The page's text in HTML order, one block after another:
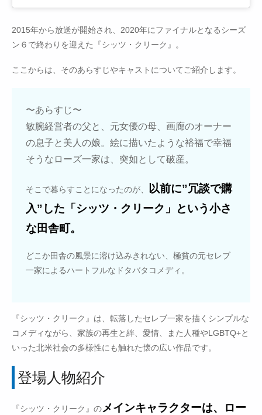
2015年から放送が開始され、2020年にファイナルとなるシーズ
ン６で終わりを迎えた『シッツ・クリーク』。
ここからは、そのあらすじやキャストについてご紹介します。
〜あらすじ〜
敏腕経営者の父と、元女優の母、画廊のオーナー
の息子と美人の娘。絵に描いたような裕福で幸福
そうなローズ一家は、突如として破産。
そこで暮らすことになったのが、
以前に”冗談で購
入”した「シッツ・クリーク」という小さ
な田舎町。
どこか田舎の風景に溶け込みきれない、極貧の元セレブ
一家によるハートフルなドタバタコメディ。
『シッツ・クリーク』は、転落したセレブ一家を描くシンプルな
コメディながら、家族の再生と絆、愛情、また人種やLGBTQ+と
いった北米社会の多様性にも触れた懐の広い作品です。
登場人物紹介
『シッツ・クリーク』のメインキャラクターは、ロー